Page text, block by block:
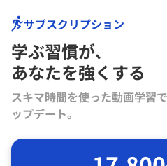
サブスクリプション
学ぶ習慣が､
あなたを強くする
スキマ時間を使った動画学習
ップデート。